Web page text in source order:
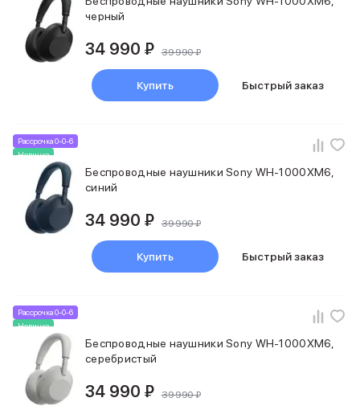
черный
34 990 ₽ 39 990 ₽
Купить Быстрый заказ
Рассрочка 0-0-6
Новинка
Беспроводные наушники Sony WH-1000XM6,
синий
34 990 ₽ 39 990 ₽
Купить Быстрый заказ
Рассрочка 0-0-6
Новинка
Беспроводные наушники Sony WH-1000XM6,
серебристый
34 990 ₽ 39 990 ₽